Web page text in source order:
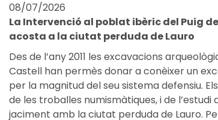
08/07/2026
La Intervenció al poblat ibèric del Puig
acosta a la ciutat perduda de Lauro
Des de l’any 2011 les excavacions
Castell han permès donar a conèixer un
per la magnitud del seu sistema defensiu.
de les troballes numismàtiques, i de
jaciment amb la ciutat perduda de Lauro.